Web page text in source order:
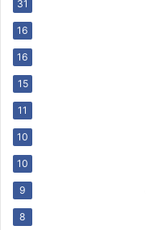
31
16
16
15
11
10
10
9
8